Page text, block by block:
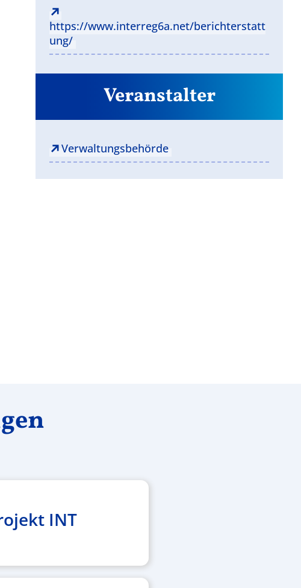
https://www.interreg6a.net/berichterstatt
ung/
Veranstalter
Verwaltungsbehörde
INT